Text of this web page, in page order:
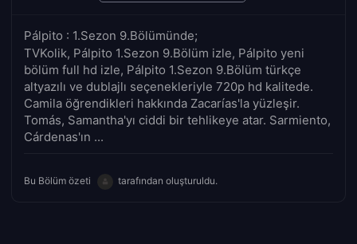
Pálpito : 1.Sezon 9.Bölümünde;
TVKolik, Pálpito 1.Sezon 9.Bölüm izle, Pálpito yeni
bölüm full hd izle, Pálpito 1.Sezon 9.Bölüm türkçe
altyazılı ve dublajlı seçenekleriyle 720p hd kalitede.
Camila öğrendikleri hakkında Zacarías'la yüzleşir.
Tomás, Samantha'yı ciddi bir tehlikeye atar. Sarmiento,
Cárdenas'ın ...
Bu Bölüm özeti tarafından oluşturuldu.